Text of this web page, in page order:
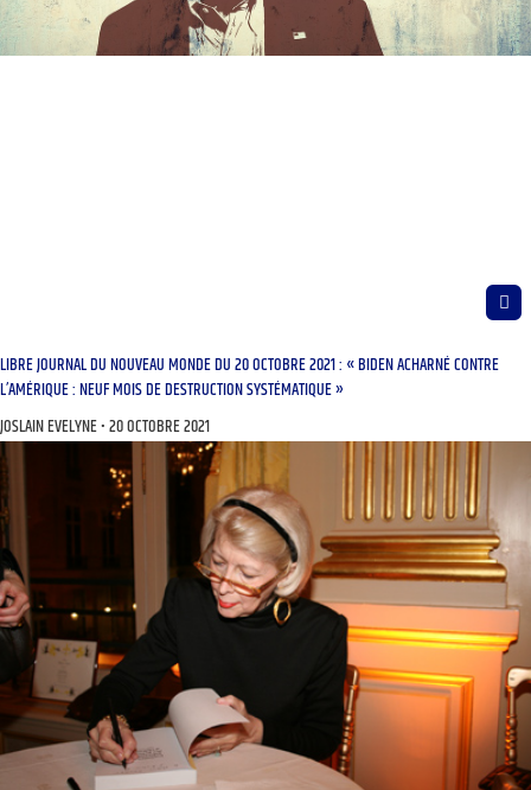
LIBRE JOURNAL DU NOUVEAU MONDE DU 20 OCTOBRE 2021 : « BIDEN ACHARNÉ CONTRE
L’AMÉRIQUE : NEUF MOIS DE DESTRUCTION SYSTÉMATIQUE »
JOSLAIN EVELYNE 20 OCTOBRE 2021